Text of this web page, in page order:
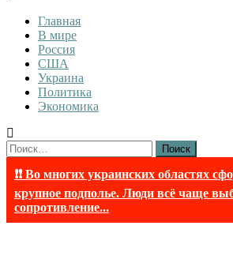
Главная
В мире
Россия
США
Украина
Политика
Экономика
Найти:
❗❗ Во многих украинских областях
крупное подполье. Люди всё чаще
сопротивление...